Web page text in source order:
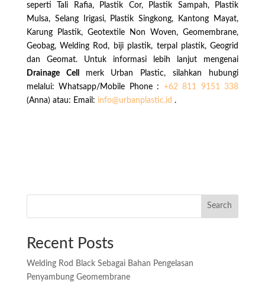
seperti Tali Rafia, Plastik Cor, Plastik Sampah, Plastik
Mulsa, Selang Irigasi, Plastik Singkong, Kantong Mayat,
Karung Plastik, Geotextile Non Woven, Geomembrane,
Geobag, Welding Rod, biji plastik, terpal plastik, Geogrid
dan Geomat. Untuk informasi lebih lanjut mengenai
Drainage Cell
merk Urban Plastic, silahkan hubungi
melalui: Whatsapp/Mobile Phone : +62 811 9151 338
(Anna) atau: Email: info@urbanplastic.id .
Search
Recent Posts
Welding Rod Black Sebagai Bahan Pengelasan
Penyambung Geomembrane